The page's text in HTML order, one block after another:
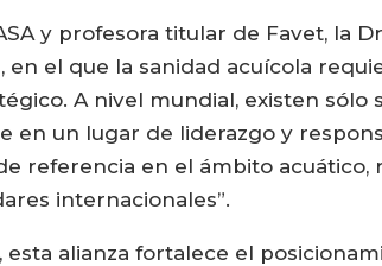
y profesora titular de Favet, la
en el que la sanidad acuícola
A nivel mundial, existen
en un lugar de liderazgo y
referencia en el ámbito
internacionales”.
esta alianza fortalece el